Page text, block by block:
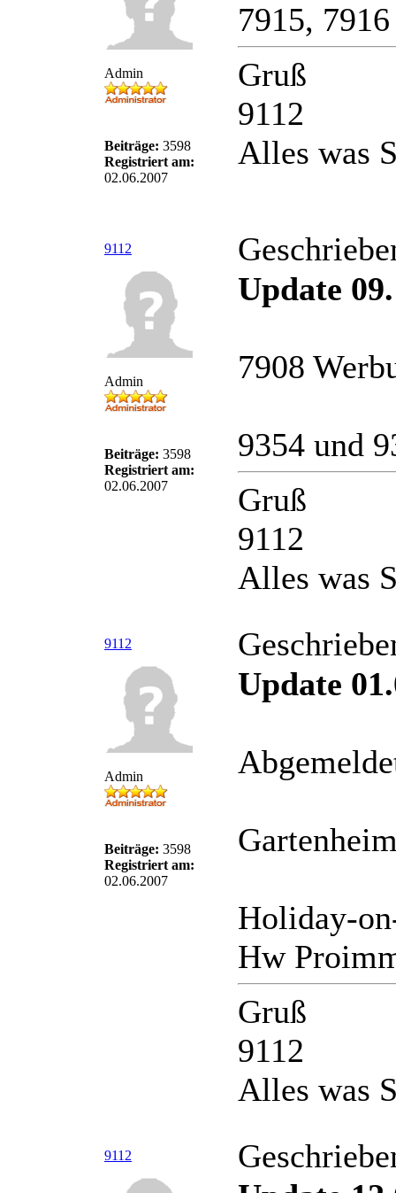
Admin
Beiträge: 3598
Registriert am:
02.06.2007
7915,
Gruß
9112
Alles was
9112
Admin
Beiträge: 3598
Registriert am:
02.06.2007
Update
7908
9354 und
Gruß
9112
Alles was
9112
Admin
Beiträge: 3598
Registriert am:
02.06.2007
Update
Holiday-
Hw
Gruß
9112
Alles was
9112